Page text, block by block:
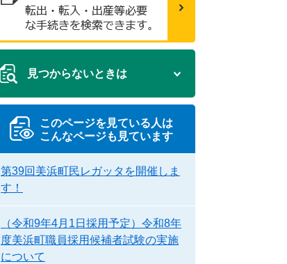
見つからないときは
このページを見ている人は
こんなページも見ています
第39回美浜町民レガッタを開催しま
す！
（令和9年4月1日採用予定）令和8年
度美浜町職員採用候補者試験の実施
について